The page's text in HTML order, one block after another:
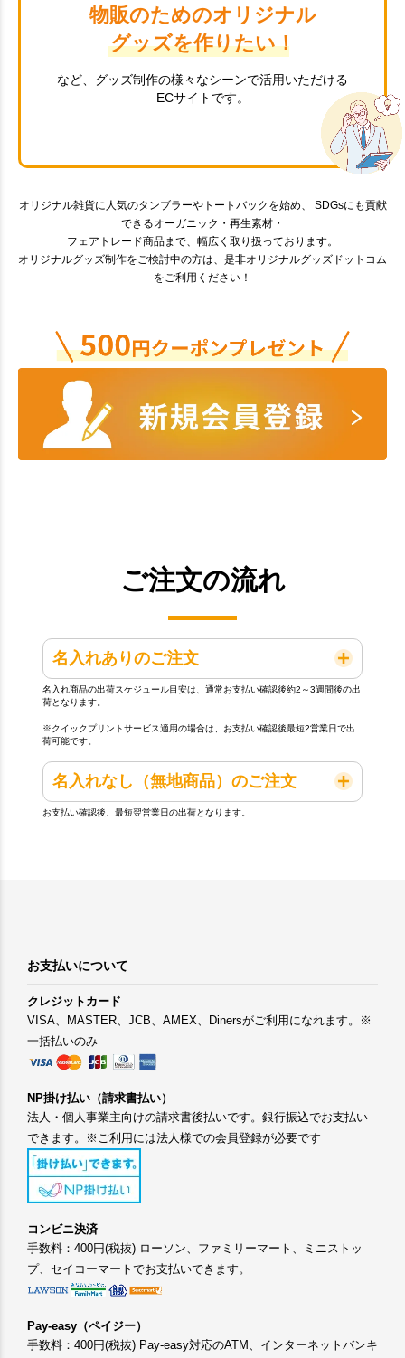
物販のためのオリジナル
グッズを作りたい！
など、グッズ制作の様々なシーンで活用いただける
ECサイトです。
オリジナル雑貨に人気のタンブラーやトートバックを始め、 SDGsにも貢献
できるオーガニック・再生素材・
フェアトレード商品まで、幅広く取り扱っております。
オリジナルグッズ制作をご検討中の方は、是非オリジナルグッズドットコム
をご利用ください！
ご注文の流れ
名入れありのご注文
名入れ商品の出荷スケジュール目安は、通常お支払い確認後約2～3週間後の出
荷となります。
※クイックプリントサービス適用の場合は、お支払い確認後最短2営業日で出
荷可能です。
名入れなし（無地商品）のご注文
お支払い確認後、最短翌営業日の出荷となります。
お支払いについて
クレジットカード
VISA、MASTER、JCB、AMEX、Dinersがご利用になれます。※
一括払いのみ
NP掛け払い（請求書払い）
法人・個人事業主向けの請求書後払いです。銀行振込でお支払い
できます。※ご利用には法人様での会員登録が必要です
コンビニ決済
手数料：400円(税抜) ローソン、ファミリーマート、ミニストッ
プ、セイコーマートでお支払いできます。
Pay-easy（ペイジー）
手数料：400円(税抜) Pay-easy対応のATM、インターネットバンキ